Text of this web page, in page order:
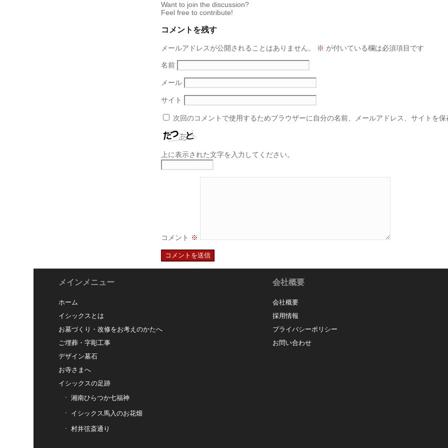
Want to join the discussion?
Feel free to contribute!
コメントを残す
メールアドレスが公開されることはありません。 ※ が付いている欄は必須項目です
名前
メール
サイト
次回のコメントで使用するためブラウザーに自分の名前、メールアドレス、サイトを保
上に表示された文字を入力してください。
コメント ※
メインメニュー
ホーム
イシックスとは
お墓づくり・改修をお考えのかたへ
ご埋葬・字彫工事
デザイン墓石
お寺さまへ
イシックスの足跡
湘南ひらつか七福神
イシックス馬入のお花畑
村井弦斎通り
会社概要
会社概要
採用情報
プライバシーポリシー
お問い合わせ